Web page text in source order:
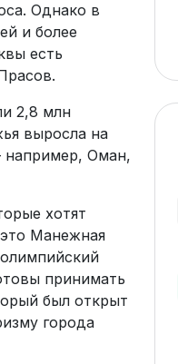
Однако в
и более
есть
2,8 млн
выросла на
например, Оман,
хотят
Манежная
принимать
был открыт
города